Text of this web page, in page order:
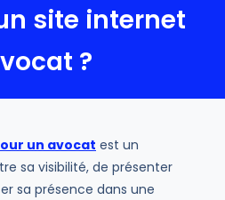
site internet
?
un avocat est un
sa visibilité, de présenter
sa présence dans une